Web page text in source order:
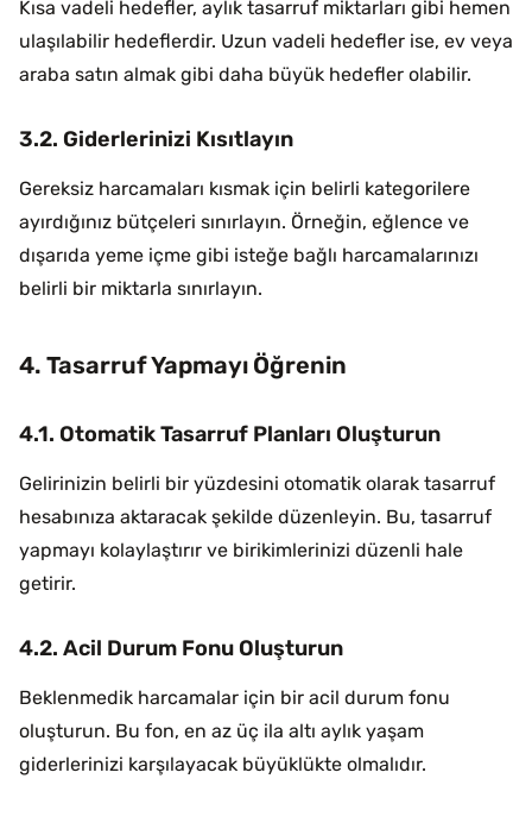
Kısa vadeli hedefler, aylık tasarruf miktarları gibi hemen
ulaşılabilir hedeflerdir. Uzun vadeli hedefler ise, ev veya
araba satın almak gibi daha büyük hedefler olabilir.
3.2. Giderlerinizi Kısıtlayın
Gereksiz harcamaları kısmak için belirli kategorilere
ayırdığınız bütçeleri sınırlayın. Örneğin, eğlence ve
dışarıda yeme içme gibi isteğe bağlı harcamalarınızı
belirli bir miktarla sınırlayın.
4. Tasarruf Yapmayı Öğrenin
4.1. Otomatik Tasarruf Planları Oluşturun
Gelirinizin belirli bir yüzdesini otomatik olarak tasarruf
hesabınıza aktaracak şekilde düzenleyin. Bu, tasarruf
yapmayı kolaylaştırır ve birikimlerinizi düzenli hale
getirir.
4.2. Acil Durum Fonu Oluşturun
Beklenmedik harcamalar için bir acil durum fonu
oluşturun. Bu fon, en az üç ila altı aylık yaşam
giderlerinizi karşılayacak büyüklükte olmalıdır.